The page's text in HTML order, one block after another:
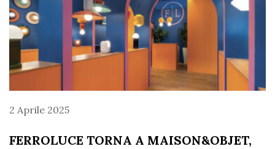
2 Aprile 2025
FERROLUCE TORNA A MAISON&OBJET,